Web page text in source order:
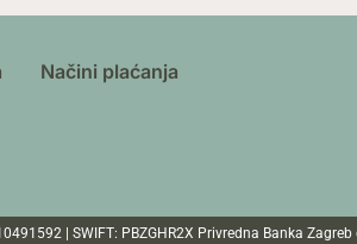
Načini plaćanja
| SWIFT: PBZGHR2X Privredna Banka Zagreb